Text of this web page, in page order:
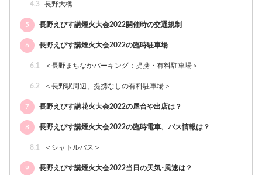
4.3 長野大橋
5 長野えびす講煙火大会2022開催時の交通規制
6 長野えびす講煙火大会2022の臨時駐車場
6.1 ＜長野まちなかパーキング：提携・有料駐車場＞
6.2 ＜長野駅周辺、提携なしの有料駐車場＞
7 長野えびす講花火大会2022の屋台や出店は？
8 長野えびす講煙火大会2022の臨時電車、バス情報は？
8.1 ＜シャトルバス＞
9 長野えびす講煙火大会2022当日の天気･風速は？